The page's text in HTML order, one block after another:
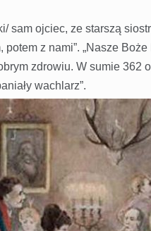
sam ojciec, ze starszą
potem z nami”. „Nasze
zdrowiu. W sumie 362
wachlarz”.